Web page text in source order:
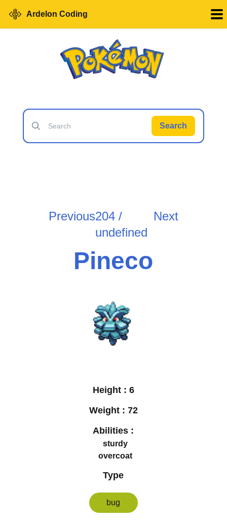
Ardelon Coding
Search
Previous204 /
undefined
Next
Pineco
Height : 6
Weight : 72
Abilities :
sturdy
overcoat
Type
bug